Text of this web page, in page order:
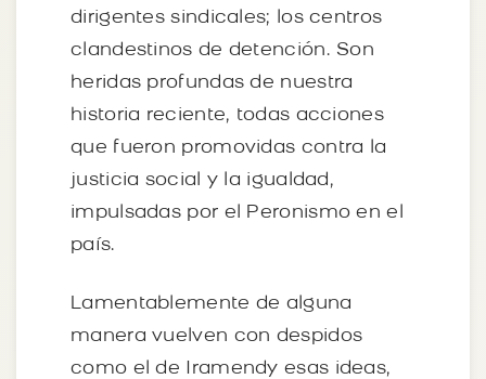
dirigentes sindicales; los centros
clandestinos de detención. Son
heridas profundas de nuestra
historia reciente, todas acciones
que fueron promovidas contra la
justicia social y la igualdad,
impulsadas por el Peronismo en el
país.
Lamentablemente de alguna
manera vuelven con despidos
como el de Iramendy esas ideas,